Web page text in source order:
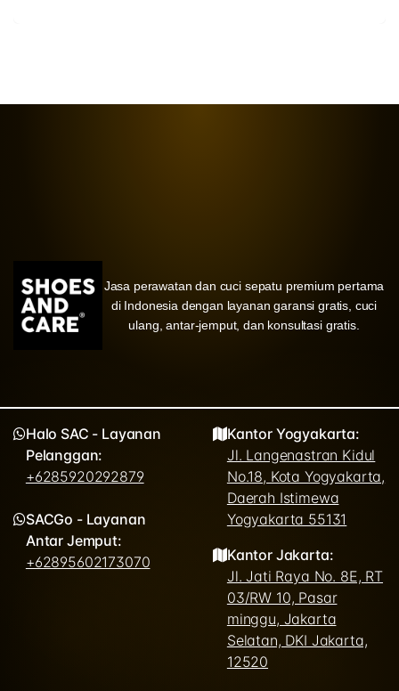
Jasa perawatan dan cuci sepatu premium pertama
di Indonesia dengan layanan garansi gratis, cuci
ulang, antar-jemput, dan konsultasi gratis.
Halo SAC - Layanan
Pelanggan:
+6285920292879
SACGo - Layanan
Antar Jemput:
+62895602173070
Kantor Yogyakarta:
Jl. Langenastran Kidul
No.18, Kota Yogyakarta,
Daerah Istimewa
Yogyakarta 55131
Kantor Jakarta:
Jl. Jati Raya No. 8E, RT
03/RW 10, Pasar
minggu, Jakarta
Selatan, DKI Jakarta,
12520